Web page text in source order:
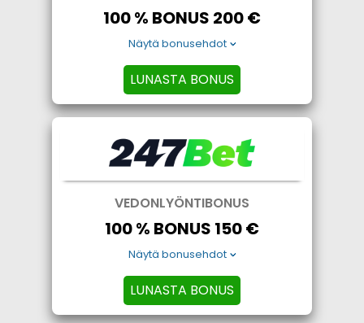
100 % BONUS 200 €
Näytä bonusehdot
LUNASTA BONUS
VEDONLYÖNTIBONUS
100 % BONUS 150 €
Näytä bonusehdot
LUNASTA BONUS